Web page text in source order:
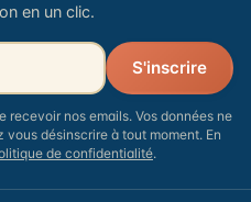
en un clic.
Votre adresse email
S'inscrire
nos emails. Vos données ne
désinscrire à tout moment. En
de confidentialité.